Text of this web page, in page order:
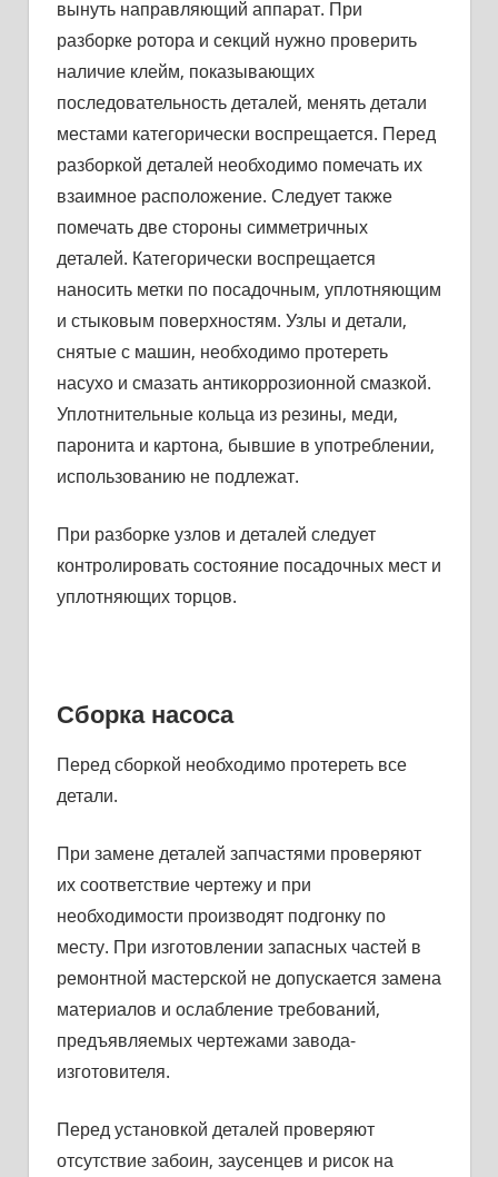
вынуть направляющий аппарат. При
разборке ротора и секций нужно проверить
наличие клейм, показывающих
последовательность деталей, менять детали
местами категорически воспрещается. Перед
разборкой деталей необходимо помечать их
взаимное рас­положение. Следует также
помечать две стороны симметричных
деталей. Категорически воспрещается
наносить метки по посадоч­ным, уплотняющим
и стыковым поверхностям. Узлы и детали,
снятые с машин, необходимо протереть
насухо и смазать анти­коррозионной смазкой.
Уплотнительные кольца из резины, меди,
паронита и картона, бывшие в употреблении,
использованию не подлежат.
При разборке узлов и деталей следует
контролировать состоя­ние посадочных мест и
уплотняющих торцов.
Сборка насоса
Перед сборкой необходимо протереть все
детали.
При замене деталей запчастями проверяют
их соответствие чертежу и при
необходимости производят подгонку по
месту. При изготовлении запасных частей в
ремонтной мастерской не допускается замена
материалов и ослабление требований,
предъяв­ляемых чертежами завода-
изготовителя.
Перед установкой деталей проверяют
отсутствие забоин, зау­сенцев и рисок на